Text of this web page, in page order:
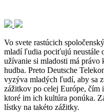
Vo svete rastúcich
mladí ľudia pociťujú neustále
užívanie si mladosti má právo
hudba. Preto Deutsche
vyzýva mladých ľudí, aby sa
zážitkov po celej Európe, čím
ktoré im ich kultúra ponúka.
lístky na takéto zážitky.